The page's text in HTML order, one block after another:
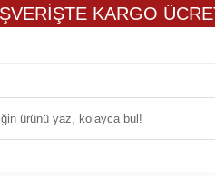
KARGO